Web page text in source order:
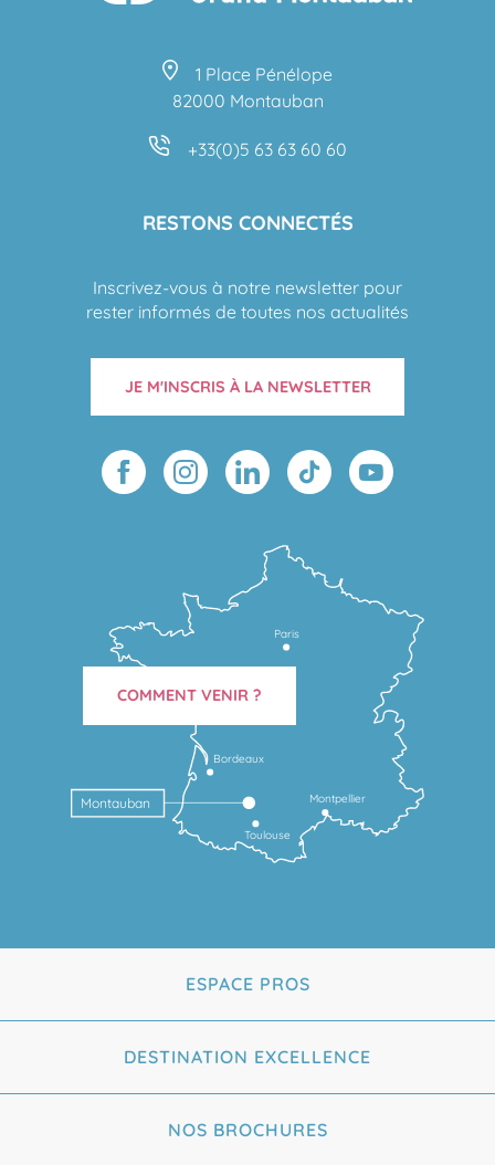
1 Place Pénélope
82000 Montauban
+33(0)5 63 63 60 60
RESTONS CONNECTÉS
Inscrivez-vous à notre newsletter pour
rester informés de toutes nos actualités
JE M'INSCRIS À LA NEWSLETTER
Toulouse
Montpellier
Bordeaux
Montauban
Paris
COMMENT VENIR ?
ESPACE PROS
DESTINATION EXCELLENCE
NOS BROCHURES